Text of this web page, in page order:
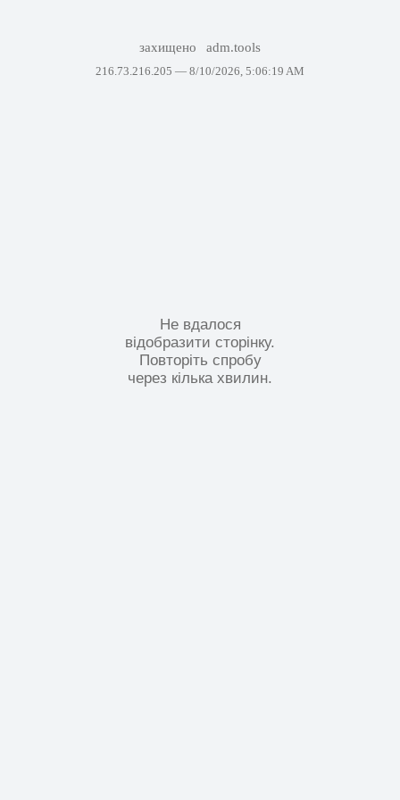
захищено adm.tools
216.73.216.205 — 8/10/2026, 5:06:19 AM
Не вдалося
відобразити сторінку.
Повторіть спробу
через кілька хвилин.